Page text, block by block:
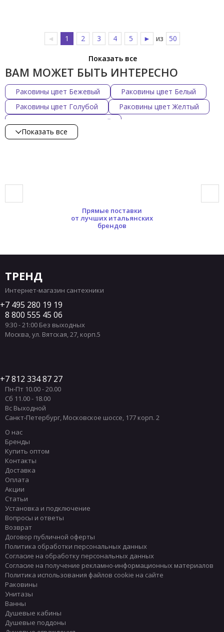
◄ 1 2 3 4 5 ► из 50
Показать все
ВАМ МОЖЕТ БЫТЬ ИНТЕРЕСНО
Раковины цвет Бежевый
Раковины цвет Белый
Раковины цвет Голубой
Раковины цвет Желтый
Раковины цвет Коричневый
Раковины цвет Красный
Раковины форма Треугольная
Цветные раковины
Черные матовые раковины
Черные глянцевые раковины
Раковины Hatria
Раковины Scarabeo
Квадратные раковины
Круглые раковины Hatria
Круглые раковины Scarabeo
Круглые раковины Simas
Полукруглые раковины
Раковины 105 см
Прямоугольные раковины
Раковины 115 см
Раковины 130 см
Раковины 150 см
Раковины 35 см
Розовые раковины
Раковины 50 см
Раковины 60 см
Раковины 65 см
Синие раковины
Раковины 75 см
Раковины 85 см
Раковины 90 см
Раковины 95 см
Ретро-раковины
Зеленые раковины
Показать все
Прямые поставки
от лучших итальянских
брендов
ТРЕНД
Интернет-магазин сантехники
7 495 280 19 19
8 800 555 45 06
9:30 - 21:00 Без выходных
Москва,ул. Вятская, 27, корп.5
7 812 334 87 27
Пн-Пт 10.00 - 20.00
Сб 11.00 - 18.00
Вс Выходной
Санкт-Петербург, Московское шоссе, 177 корп. 2
О нас
Бренды
Купить оптом
Контакты
Доставка
Оплата
Акции
Статьи
Установка и подключение
Вопросы и ответы
Возврат
Договор публичной оферты
Политика обработки персональных данных
Согласие на обработку персональных данных
Согласие на получение рекламно-информационных материалов
Политика использования файлов cookie на сайте
Раковины
Унитазы
Ванны
Душевые кабины
Душевые поддоны